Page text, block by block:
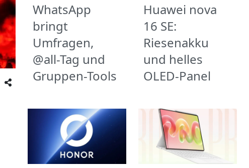
WhatsApp
bringt
Umfragen,
@all-Tag und
Gruppen-Tools
Huawei nova
16 SE:
Riesenakku
und helles
OLED-Panel